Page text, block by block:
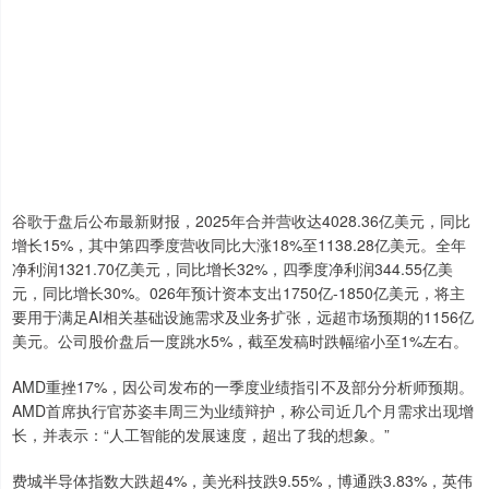
谷歌于盘后公布最新财报，2025年合并营收达4028.36亿美元，同比
增长15%，其中第四季度营收同比大涨18%至1138.28亿美元。全年
净利润1321.70亿美元，同比增长32%，四季度净利润344.55亿美
元，同比增长30%。026年预计资本支出1750亿-1850亿美元，将主
要用于满足AI相关基础设施需求及业务扩张，远超市场预期的1156亿
美元。公司股价盘后一度跳水5%，截至发稿时跌幅缩小至1%左右。
AMD重挫17%，因公司发布的一季度业绩指引不及部分分析师预期。
AMD首席执行官苏姿丰周三为业绩辩护，称公司近几个月需求出现增
长，并表示：“人工智能的发展速度，超出了我的想象。”
费城半导体指数大跌超4%，美光科技跌9.55%，博通跌3.83%，英伟